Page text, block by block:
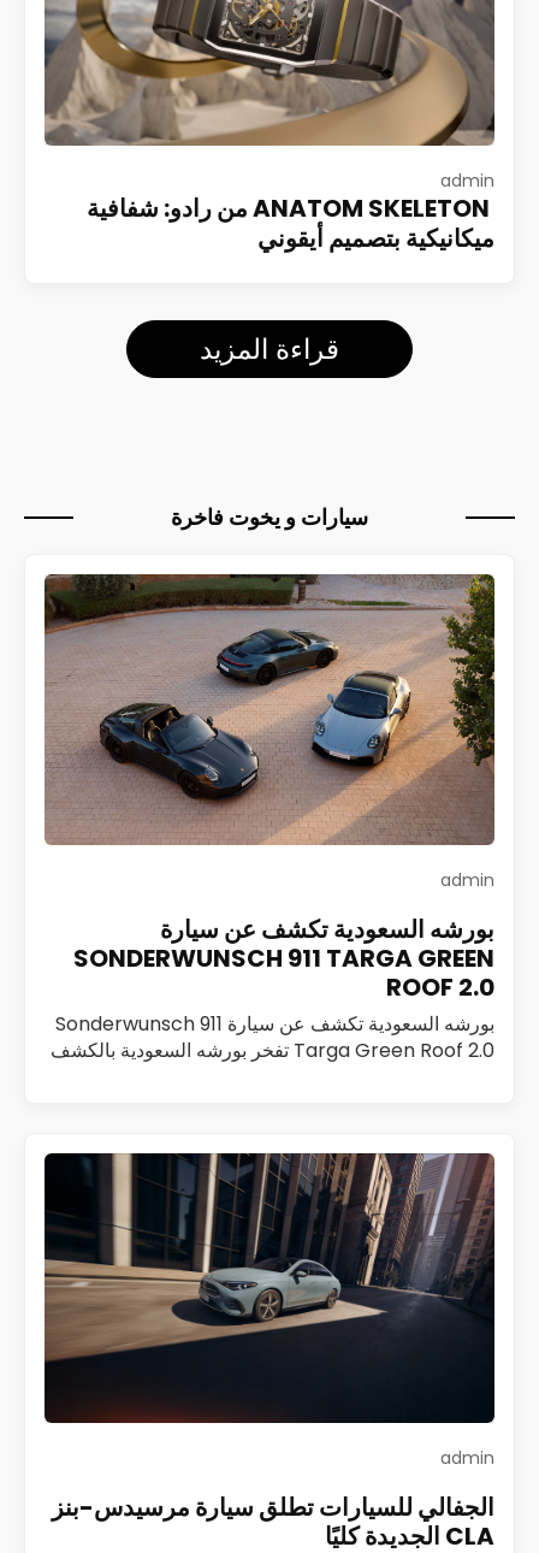
admin
ANATOM SKELETON من رادو: شفافية
ميكانيكية بتصميم أيقوني
قراءة المزيد
سيارات و يخوت فاخرة
admin
بورشه السعودية تكشف عن سيارة
SONDERWUNSCH 911 TARGA GREEN
ROOF 2.0
بورشه السعودية تكشف عن سيارة Sonderwunsch 911
Targa Green Roof 2.0 تفخر بورشه السعودية بالكشف
admin
الجفالي للسيارات تطلق سيارة مرسيدس-بنز
CLA الجديدة كليًا